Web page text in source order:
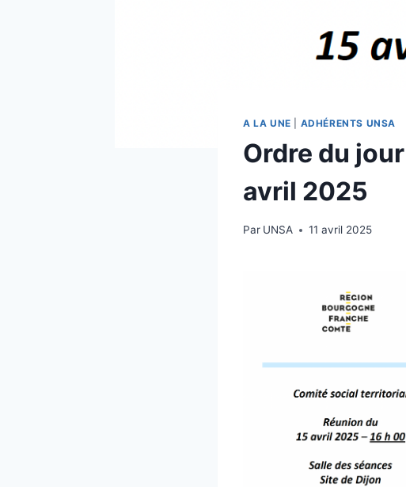
A LA UNE ADHÉRENTS UNSA
Ordre du
avril 2025
Par UNSA 11 avril 2025